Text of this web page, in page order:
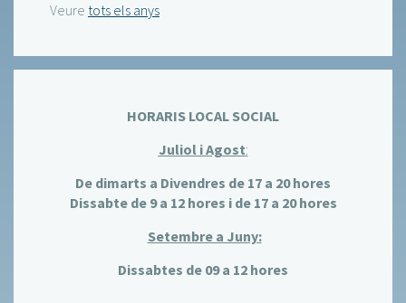
Veure tots els anys
HORARIS LOCAL SOCIAL
Juliol i Agost:
De dimarts a Divendres de 17 a 20 hores
Dissabte de 9 a 12 hores i de 17 a 20 hores
Setembre a Juny:
Dissabtes de 09 a 12 hores